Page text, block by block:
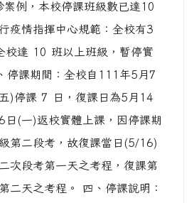
例，本校停課班級數已達10
疫情指揮中心規範：全校有3
校達 10 班以上班級，暫停實
停課期間：全校自111年5月7
)停課 7 日，復課日為5月14
日(一)返校實體上課，因停課期
第二段考，故復課當日(5/16)
次段考第一天之考程，復課第
二天之考程。 四、停課說明：